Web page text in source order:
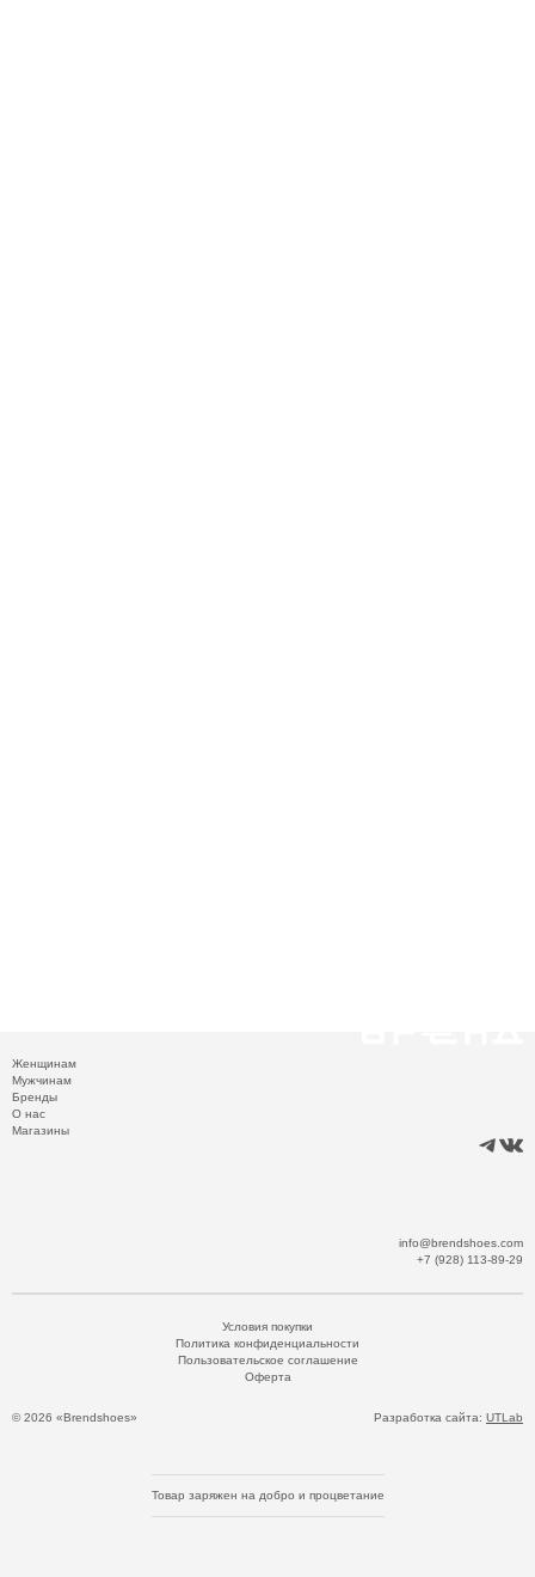
Женщинам
Мужчинам
Бренды
О нас
Магазины
info@brendshoes.com
+7 (928) 113-89-29
© 2026 «Brendshoes»
Условия покупки
Политика конфиденциальности
Пользовательское соглашение
Оферта
Разработка сайта: UTLab
Товар заряжен на добро и процветание